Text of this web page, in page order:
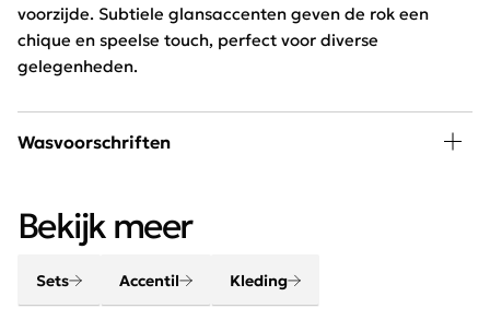
voorzijde. Subtiele glansaccenten geven de rok een
chique en speelse touch, perfect voor diverse
gelegenheden.
Wasvoorschriften
Bekijk meer
Sets Accentil Kleding